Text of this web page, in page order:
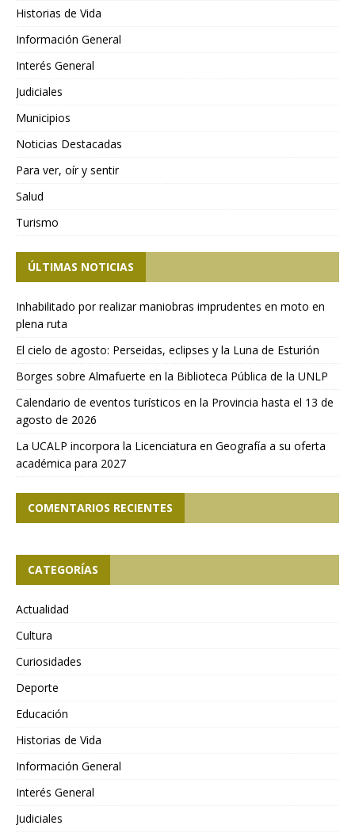
Historias de Vida
Información General
Interés General
Judiciales
Municipios
Noticias Destacadas
Para ver, oír y sentir
Salud
Turismo
ÚLTIMAS NOTICIAS
Inhabilitado por realizar maniobras imprudentes en moto en
plena ruta
El cielo de agosto: Perseidas, eclipses y la Luna de Esturión
Borges sobre Almafuerte en la Biblioteca Pública de la UNLP
Calendario de eventos turísticos en la Provincia hasta el 13 de
agosto de 2026
La UCALP incorpora la Licenciatura en Geografía a su oferta
académica para 2027
COMENTARIOS RECIENTES
CATEGORÍAS
Actualidad
Cultura
Curiosidades
Deporte
Educación
Historias de Vida
Información General
Interés General
Judiciales